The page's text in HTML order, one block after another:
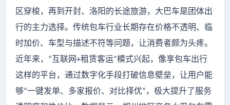
区穿梭，再到开封、洛阳的长途旅游，大巴车是团体出
行的主力选择。传统包车行业长期存在价格不透明、临
时加价、车型与描述不符等问题，让消费者颇为头疼。
近年来， “互联网+租赁客运”模式兴起，像享包车出行
这样的平台，通过数字化手段打破信息壁垒，让用户能
够“一键发单、多家报价、对比择优”，极大提升了服务